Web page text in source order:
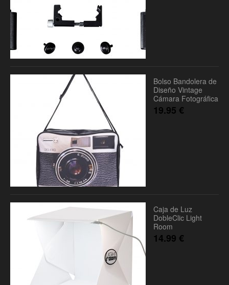
Bolso Bandolera de
Diseño Vintage
Cámara Fotográfica
19.95 €
Caja de Luz
DobleClic Light
Room
14.99 €